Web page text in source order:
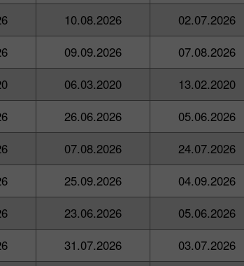
10.08.2026 02.07.2026
09.09.2026 07.08.2026
06.03.2020 13.02.2020
26.06.2026 05.06.2026
07.08.2026 24.07.2026
25.09.2026 04.09.2026
23.06.2026 05.06.2026
31.07.2026 03.07.2026